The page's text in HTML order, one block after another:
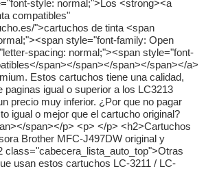
style: normal;">Los <strong><a
compatibles"
">cartuchos de tinta <span
style="font-family: Open
spacing: normal;"><span style="font-
span></span></span></span></a>
Estos cartuchos tiene una calidad,
paginas igual o superior a los LC3213
precio muy inferior. ¿Por que no pagar
igual o mejor que el cartucho original?
span></p> <p> </p> <h2>Cartuchos
Brother MFC-J497DW original y
class="cabecera_lista_auto_top">Otras
usan estos cartuchos LC-3211 / LC-